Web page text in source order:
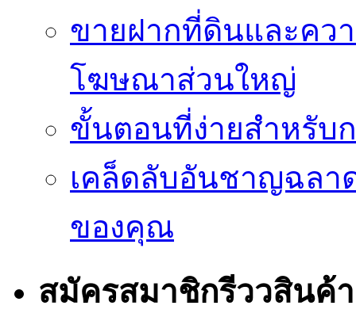
ขายฝากที่ดินและคว
โฆษณาส่วนใหญ่
ขั้นตอนที่ง่ายสำหรับ
เคล็ดลับอันชาญฉลา
ของคุณ
สมัครสมาชิกรีววสินค้า